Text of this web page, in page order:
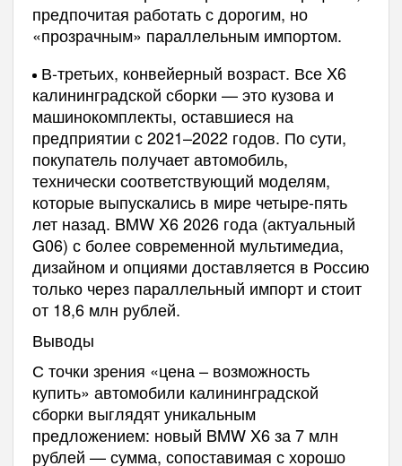
предпочитая работать с дорогим, но
«прозрачным» параллельным импортом.
В-третьих, конвейерный возраст. Все X6
калининградской сборки — это кузова и
машинокомплекты, оставшиеся на
предприятии с 2021–2022 годов. По сути,
покупатель получает автомобиль,
технически соответствующий моделям,
которые выпускались в мире четыре-пять
лет назад. BMW X6 2026 года (актуальный
G06) с более современной мультимедиа,
дизайном и опциями доставляется в Россию
только через параллельный импорт и стоит
от 18,6 млн рублей.
Выводы
С точки зрения «цена – возможность
купить» автомобили калининградской
сборки выглядят уникальным
предложением: новый BMW X6 за 7 млн
рублей — сумма, сопоставимая с хорошо